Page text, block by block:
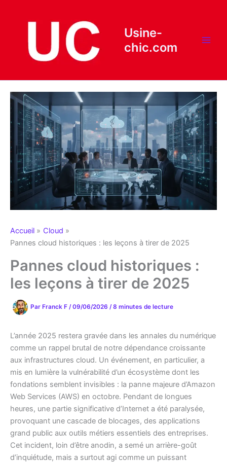
Usine-
chic.com
Accueil
Cloud
Pannes cloud historiques : les leçons à tirer de 2025
Pannes cloud historiques :
les leçons à tirer de 2025
Par Franck F /09/06/2026 /8 minutes de lecture
L’année 2025 restera gravée dans les annales du numérique
comme un rappel brutal de notre dépendance croissante
aux infrastructures cloud. Un événement, en particulier, a
mis en lumière la vulnérabilité d’un écosystème dont les
fondations semblent invisibles : la panne majeure d’Amazon
Web Services (AWS) en octobre. Pendant de longues
heures, une partie significative d’Internet a été paralysée,
provoquant une cascade de blocages, des applications
grand public aux outils métiers essentiels des entreprises.
Cet incident, loin d’être anodin, a semé un arrière-goût
d’inquiétude, mais a surtout agi comme un puissant